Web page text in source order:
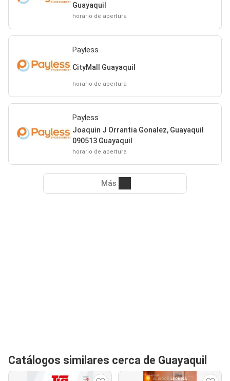
Guayaquil
horario de apertura
Payless
CityMall Guayaquil
horario de apertura
Payless
Joaquin J Orrantia Gonalez, Guayaquil
090513 Guayaquil
horario de apertura
Más
Catálogos similares cerca de Guayaquil